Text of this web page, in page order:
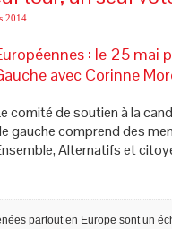
2014
: le 25 mai
avec Corinne
comité de soutien à la
gauche comprend des
Alternatifs et
partout en Europe sont un